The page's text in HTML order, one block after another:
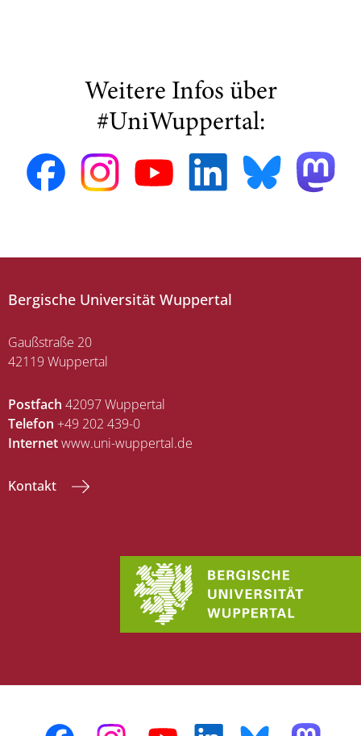
Weitere Infos über
#UniWuppertal:
Bergische Universität Wuppertal
Gaußstraße 20
42119 Wuppertal
Postfach 42097 Wuppertal
Telefon +49 202 439-0
Internetwww.uni-wuppertal.de
Kontakt